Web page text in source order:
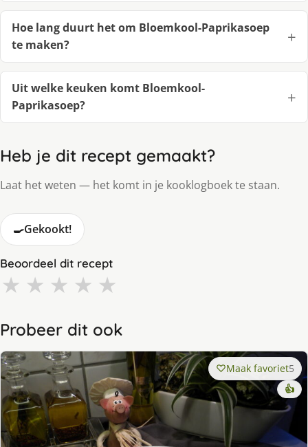
Hoe lang duurt het om Bloemkool-Paprikasoep
te maken?
Uit welke keuken komt Bloemkool-
Paprikasoep?
Heb je dit recept gemaakt?
Laat het weten — het komt in je kooklogboek te staan.
🍳Gekookt!
Beoordeel dit recept
★ ★ ★ ★ ★
Probeer dit ook
Maak favoriet5
👍